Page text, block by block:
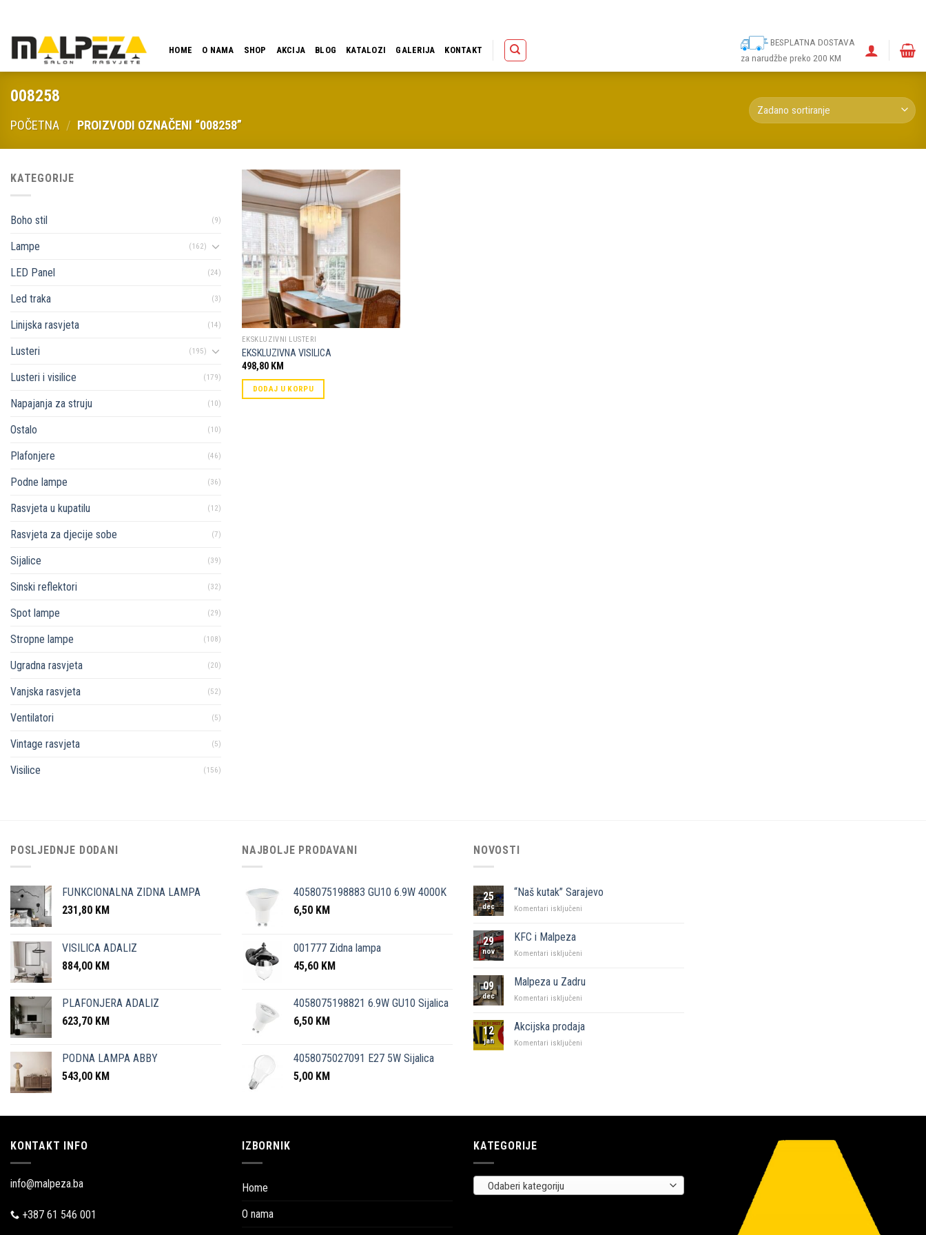
content
HOME O NAMA SHOP AKCIJA BLOG KATALOZI GALERIJA KONTAKT
BESPLATNA DOSTAVA
za narudžbe preko 200 KM
008258
POČETNA / PROIZVODI OZNAČENI “008258”
KATEGORIJE
Boho stil (9)
Lampe (162)
LED Panel (24)
Led traka (3)
Linijska rasvjeta (14)
Lusteri (195)
Lusteri i visilice (179)
Napajanja za struju (10)
Ostalo (10)
Plafonjere (46)
Podne lampe (36)
Rasvjeta u kupatilu (12)
Rasvjeta za djecije sobe (7)
Sijalice (39)
Sinski reflektori (32)
Spot lampe (29)
Stropne lampe (108)
Ugradna rasvjeta (20)
Vanjska rasvjeta (52)
Ventilatori (5)
Vintage rasvjeta (5)
Visilice (156)
EKSKLUZIVNI LUSTERI
EKSKLUZIVNA VISILICA
498,80 KM
DODAJ U KORPU
POSLJEDNJE DODANI
FUNKCIONALNA ZIDNA LAMPA
231,80 KM
VISILICA ADALIZ
884,00 KM
PLAFONJERA ADALIZ
623,70 KM
PODNA LAMPA ABBY
543,00 KM
NAJBOLJE PRODAVANI
4058075198883 GU10 6.9W 4000K
6,50 KM
001777 Zidna lampa
45,60 KM
4058075198821 6.9W GU10 Sijalica
6,50 KM
4058075027091 E27 5W Sijalica
5,00 KM
NOVOSTI
25
dec
“Naš kutak” Sarajevo
Komentari isključeni
29
nov
KFC i Malpeza
Komentari isključeni
Malpeza
09
dec
Malpeza u Zadru
Komentari isključeni
Zadru
12
jan
Akcijska prodaja
Komentari isključeni
KONTAKT INFO
info@malpeza.ba
+387 61 546 001
IZBORNIK
Home
O nama
KATEGORIJE
Odaberi kategoriju